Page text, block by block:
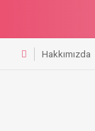
Hakkımızda